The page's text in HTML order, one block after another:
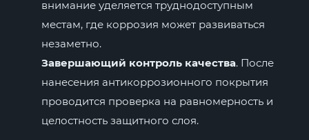
внимание уделяется труднодоступным
местам, где коррозия может развиваться
незаметно.
Завершающий контроль качества. После
нанесения антикоррозионного покрытия
проводится проверка на равномерность и
целостность защитного слоя.